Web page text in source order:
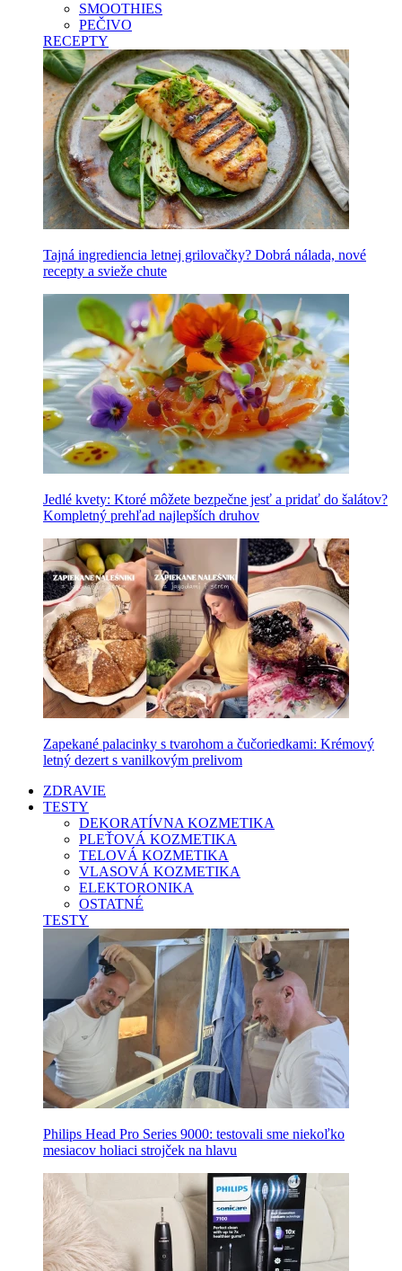
SMOOTHIES
PEČIVO
RECEPTY
Tajná ingrediencia letnej grilovačky? Dobrá nálada, nové
recepty a svieže chute
Jedlé kvety: Ktoré môžete bezpečne jesť a pridať do šalátov?
Kompletný prehľad najlepších druhov
Zapekané palacinky s tvarohom a čučoriedkami: Krémový
letný dezert s vanilkovým prelivom
ZDRAVIE
TESTY
DEKORATÍVNA KOZMETIKA
PLEŤOVÁ KOZMETIKA
TELOVÁ KOZMETIKA
VLASOVÁ KOZMETIKA
ELEKTORONIKA
OSTATNÉ
TESTY
Philips Head Pro Series 9000: testovali sme niekoľko
mesiacov holiaci strojček na hlavu